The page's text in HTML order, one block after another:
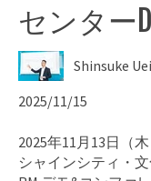
センター
Shinsuke Uei
2025/11/15
2025年11月13日（
シャインシティ・